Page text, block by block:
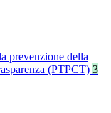
prevenzione della
(PTPCT) 3